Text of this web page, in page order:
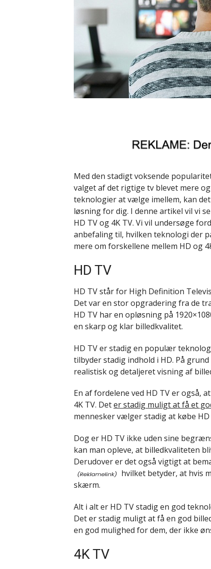
Med den stadigt voksende
valget af det rigtige tv blevet mere
teknologier at vælge imellem, kan
løsning for dig. I denne artikel vil vi
HD TV og 4K TV. Vi vil undersøge
anbefaling til, hvilken teknologi der
mere om forskellene mellem HD og
HD TV
HD TV står for High Definition
Det var en stor opgradering fra de
HD TV har en opløsning på
en skarp og klar billedkvalitet.
HD TV er stadig en populær
tilbyder stadig indhold i HD. På
realistisk og detaljeret visning af
En af fordelene ved HD TV er også,
4K TV. Deter stadig muligt at få et
mennesker vælger stadig at købe
Dog er HD TV ikke uden sine
kan man opleve, at billedkvaliteten
Derudover er det også vigtigt at
hvilket betyder, at hvis
skærm.
Alt i alt er HD TV stadig en god
Det er stadig muligt at få en god
en god mulighed for dem, der ikke
4K TV